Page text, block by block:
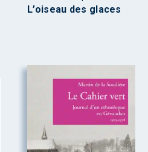
L’oiseau des glaces